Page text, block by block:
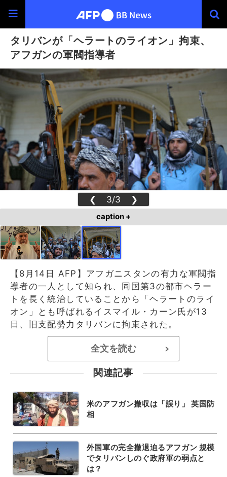
タリバンが「ヘラートのライオン」拘束、
アフガンの軍閥指導者
❮ 3/3 ❯
caption +
【8月14日 AFP】アフガニスタンの有力な軍閥指
導者の一人として知られ、同国第3の都市ヘラー
トを長く統治していることから「ヘラートのライ
オン」とも呼ばれるイスマイル・カーン氏が13
日、旧支配勢力タリバンに拘束された。
全文を読む >
関連記事
米のアフガン撤収は「誤り」 英国防
相
外国軍の完全撤退迫るアフガン 規模
でタリバンしのぐ政府軍の弱点と
は？